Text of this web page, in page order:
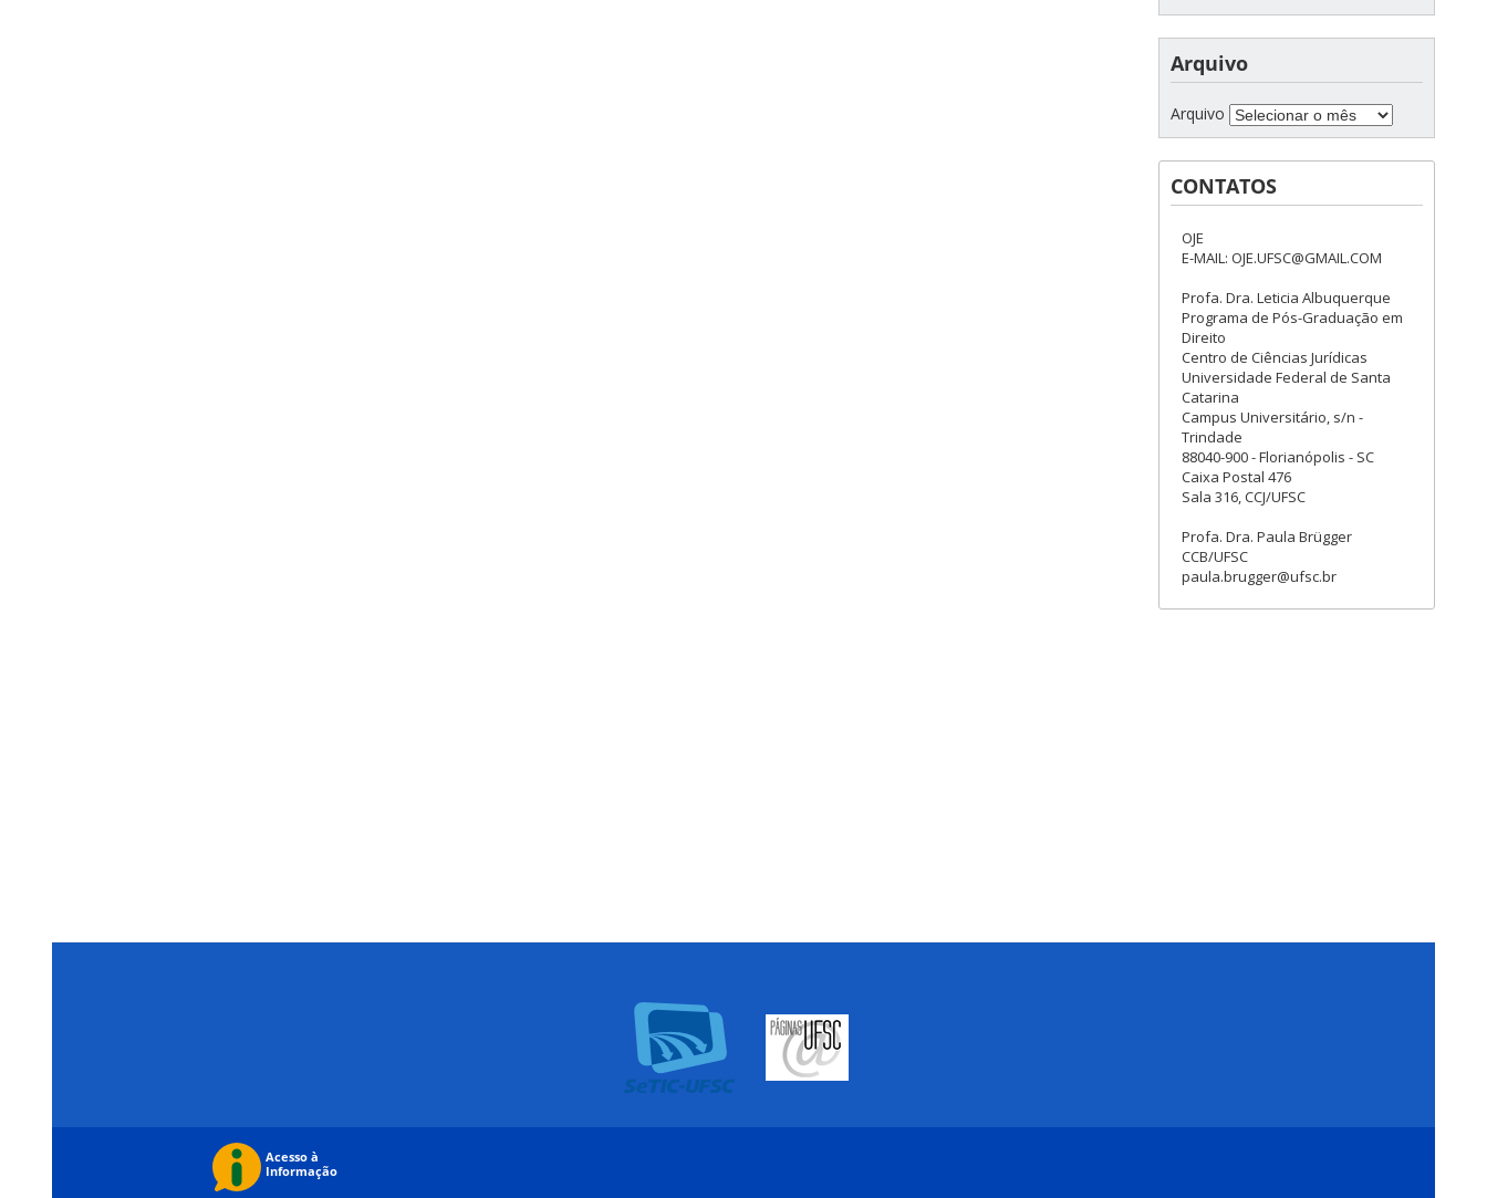
Arquivo
Arquivo
CONTATOS
OJE
E-MAIL: OJE.UFSC@GMAIL.COM
Profa. Dra. Leticia Albuquerque
Programa de Pós-Graduação em
Direito
Centro de Ciências Jurídicas
Universidade Federal de Santa
Catarina
Campus Universitário, s/n -
Trindade
88040-900 - Florianópolis - SC
Caixa Postal 476
Sala 316, CCJ/UFSC
Profa. Dra. Paula Brügger
CCB/UFSC
paula.brugger@ufsc.br